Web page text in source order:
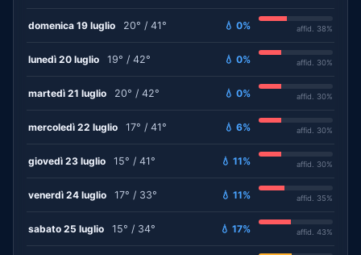
domenica 19 luglio 20° / 41° 💧 0% affid. 38%
lunedì 20 luglio 19° / 42° 💧 0% affid. 30%
martedì 21 luglio 20° / 42° 💧 0% affid. 30%
mercoledì 22 luglio 17° / 41° 💧 6% affid. 30%
giovedì 23 luglio 15° / 41° 💧 11% affid. 30%
venerdì 24 luglio 17° / 33° 💧 11% affid. 35%
sabato 25 luglio 15° / 34° 💧 17% affid. 43%